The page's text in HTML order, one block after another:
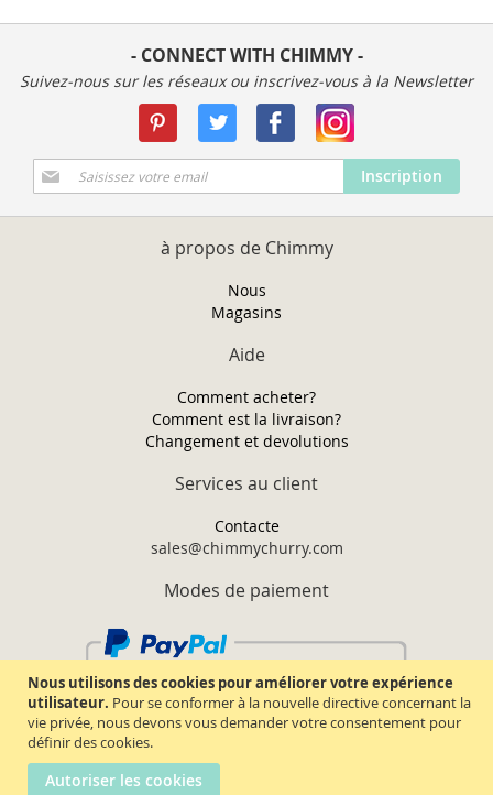
Nous utilisons des cookies pour améliorer votre expérience
utilisateur. Pour se conformer à la nouvelle directive concernant la
vie privée, nous devons vous demander votre consentement pour
définir des cookies.
Autoriser les cookies
- CONNECT WITH CHIMMY -
Suivez-nous sur les réseaux ou inscrivez-vous à la Newsletter
Inscription
à
notre
Inscription
à propos de Chimmy
Nous
Magasins
Aide
Comment acheter?
Comment est la livraison?
Changement et devolutions
Services au client
Contacte
sales@chimmychurry.com
Modes de paiement
Chimmy Churry TM. Tous droits réservés.